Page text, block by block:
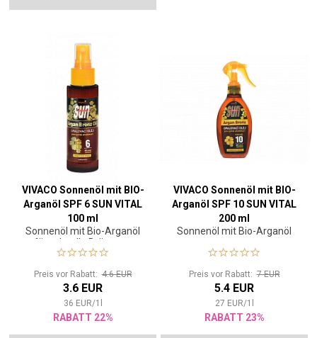
VIVACO Sonnenöl mit BIO-
Arganöl SPF 6 SUN VITAL
100 ml
Sonnenöl mit Bio-Arganöl
für schnelle Bräunung
Preis vor Rabatt:4.6 EUR
3.6 EUR
36 EUR/1
RABATT 22%
VIVACO Sonnenöl mit BIO-
Arganöl SPF 10 SUN VITAL
200 ml
Sonnenöl mit Bio-Arganöl
Preis vor Rabatt:7 EUR
5.4 EUR
27 EUR/1
RABATT 23%